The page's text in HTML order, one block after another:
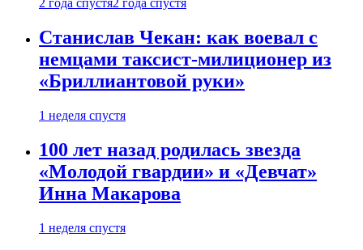
2 года спустя2 года спустя
Станислав Чекан: как воевал с
немцами таксист-милиционер из
«Бриллиантовой руки»
1 неделя спустя
100 лет назад родилась звезда
«Молодой гвардии» и «Девчат»
Инна Макарова
1 неделя спустя